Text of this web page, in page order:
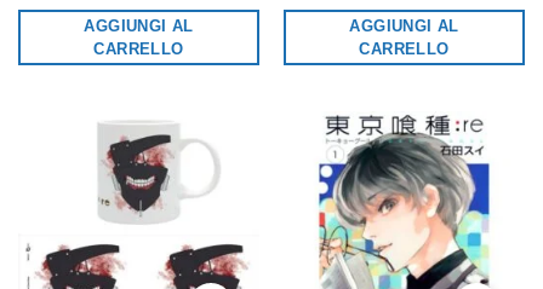
AGGIUNGI AL
CARRELLO
AGGIUNGI AL
CARRELLO